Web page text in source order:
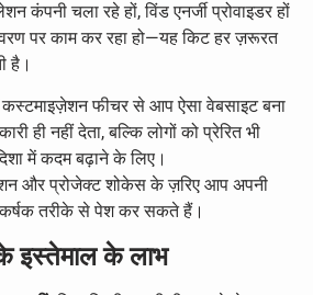
कंपनी चला रहे हों, विंड एनर्जी प्रोवाइडर हों
पर काम कर रहा हो—यह किट हर ज़रूरत
है।
फीचर से आप ऐसा वेबसाइट बना
ही नहीं देता, बल्कि लोगों को प्रेरित भी
में कदम बढ़ाने के लिए।
और प्रोजेक्ट शोकेस के ज़रिए आप अपनी
तरीके से पेश कर सकते हैं।
इस्तेमाल के लाभ